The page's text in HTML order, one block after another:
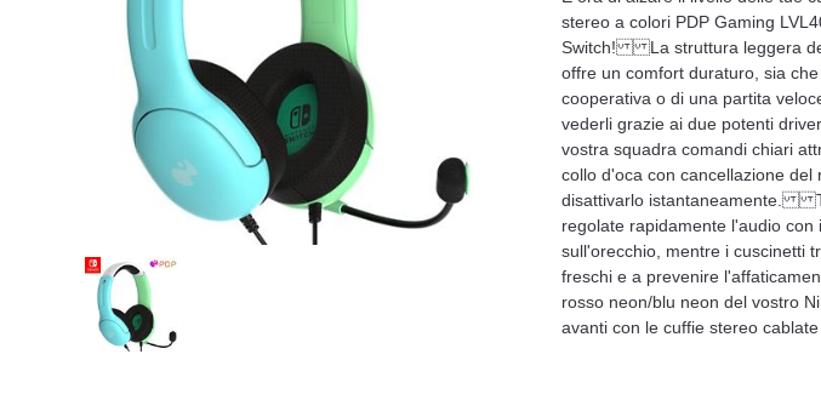
stereo a colori PDP Gaming
Switch! La struttura leggera
offre un comfort duraturo, sia
cooperativa o di una partita
vederli grazie ai due potenti
vostra squadra comandi chiari
collo d'oca con cancellazione
disattivarlo istantaneamente.
regolate rapidamente l'audio con
sull'orecchio, mentre i cuscinetti
freschi e a prevenire
rosso neon/blu neon del vostro
avanti con le cuffie stereo cablate